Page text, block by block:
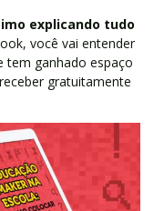
explicando tudo
você vai entender
tem ganhado espaço
gratuitamente